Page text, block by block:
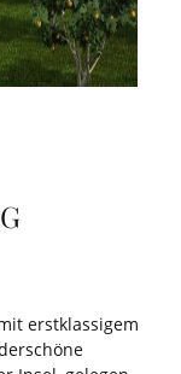
erstklassigem